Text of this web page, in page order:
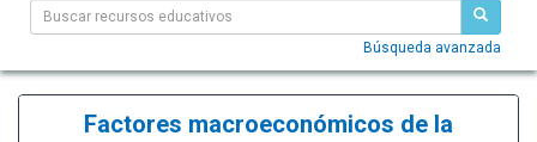
Búsqueda avanzada
Factores macroeconómicos de la